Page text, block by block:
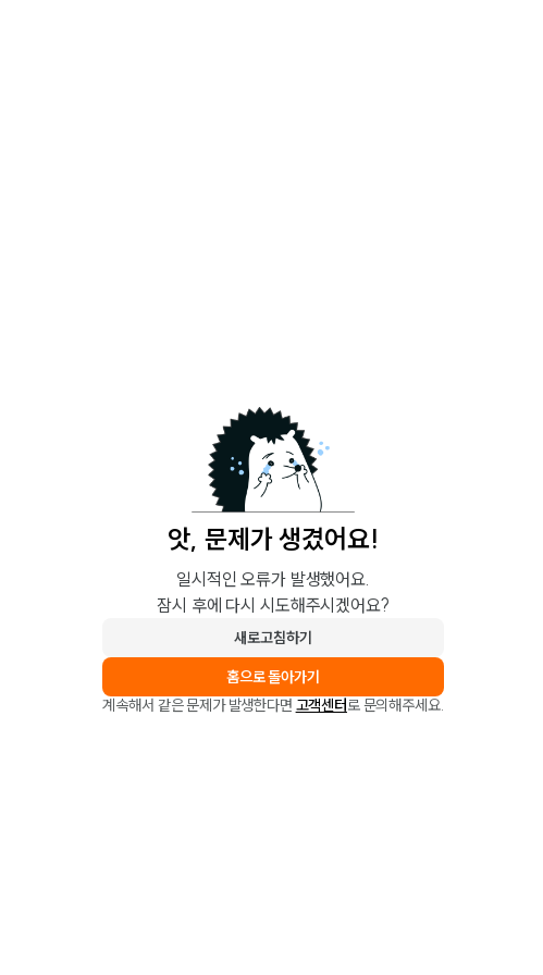
앗, 문제가 생겼어요!
일시적인 오류가 발생했어요.
잠시 후에 다시 시도해주시겠어요?
새로고침하기
홈으로 돌아가기
계속해서 같은 문제가 발생한다면 고객센터로 문의해주세요.